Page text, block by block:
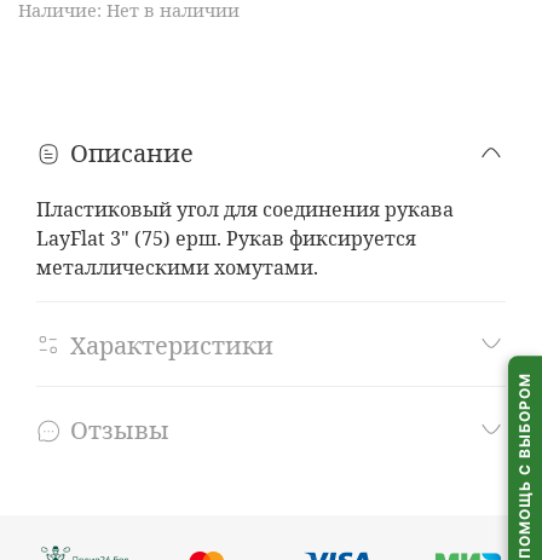
Наличие: Нет в наличии
Описание
Пластиковый угол для соединения рукава
LayFlat 3" (75) ерш. Рукав фиксируется
металлическими хомутами.
Характеристики
Отзывы ПОМОЩЬ С ВЫБОРОМ